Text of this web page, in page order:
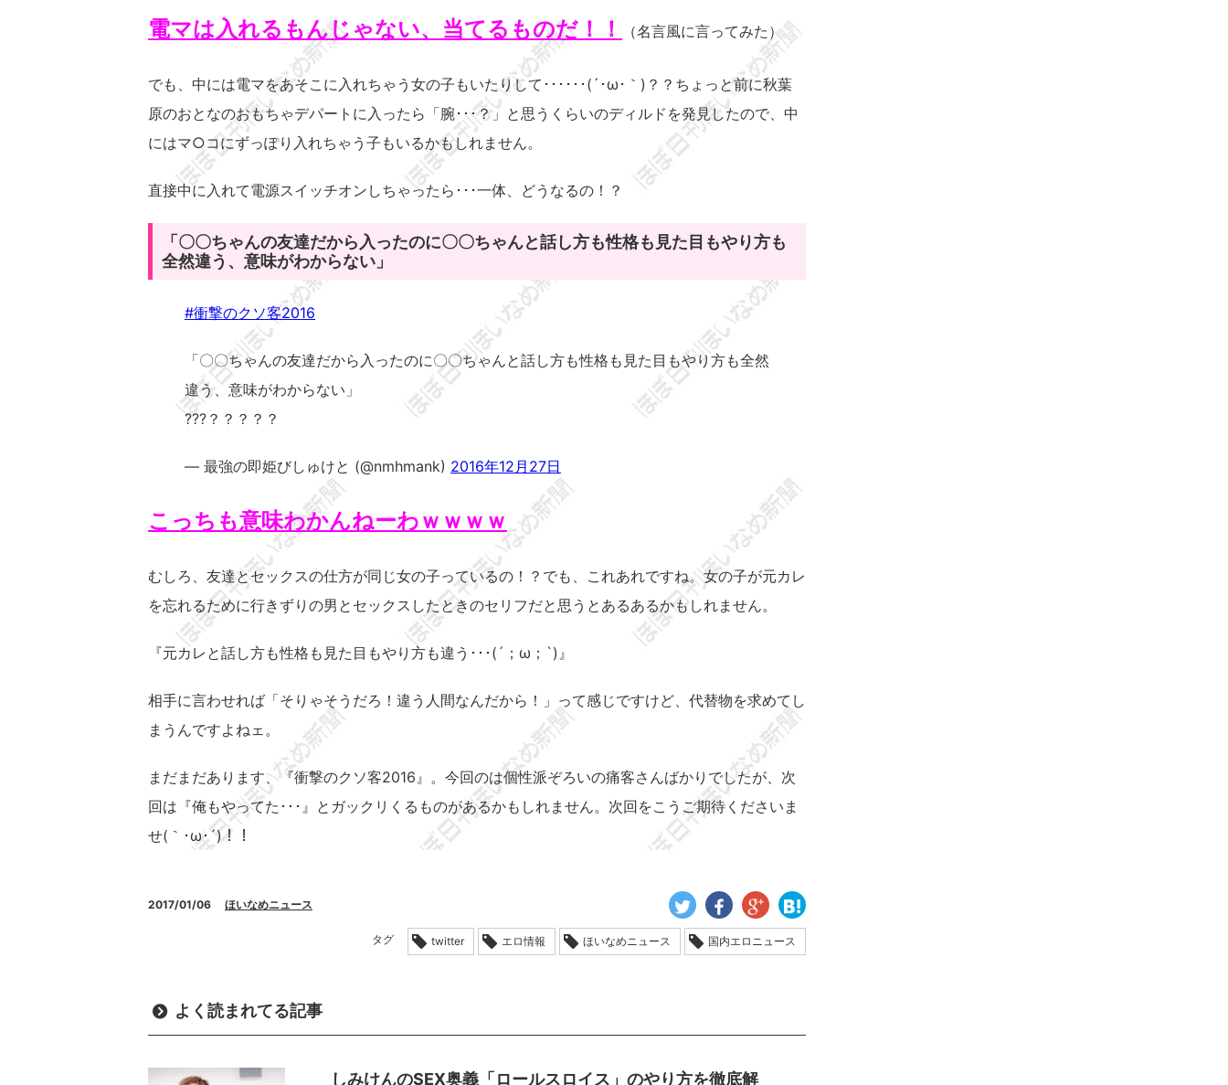
電マは入れるもんじゃない、当てるものだ！！ （名言風に言ってみた）
でも、中には電マをあそこに入れちゃう女の子もいたりして･･････(´･ω･｀)？？ちょっと前に秋葉
原のおとなのおもちゃデパートに入ったら「腕･･･？」と思うくらいのディルドを発見したので、中
にはマ○コにずっぽり入れちゃう子もいるかもしれません。
直接中に入れて電源スイッチオンしちゃったら･･･一体、どうなるの！？
「〇〇ちゃんの友達だから入ったのに〇〇ちゃんと話し方も性格も見た目もやり方も
全然違う、意味がわからない」
#衝撃のクソ客2016
「〇〇ちゃんの友達だから入ったのに〇〇ちゃんと話し方も性格も見た目もやり方も全然
違う、意味がわからない」
???？？？？？
— 最強の即姫びしゅけと (@nmhmank) 2016年12月27日
こっちも意味わかんねーわｗｗｗｗ
むしろ、友達とセックスの仕方が同じ女の子っているの！？でも、これあれですね。女の子が元カレ
を忘れるために行きずりの男とセックスしたときのセリフだと思うとあるあるかもしれません。
『元カレと話し方も性格も見た目もやり方も違う･･･(´；ω；`)』
相手に言わせれば「そりゃそうだろ！違う人間なんだから！」って感じですけど、代替物を求めてし
まうんですよねェ。
まだまだあります、『衝撃のクソ客2016』。今回のは個性派ぞろいの痛客さんばかりでしたが、次
回は『俺もやってた･･･』とガックリくるものがあるかもしれません。次回をこうご期待くださいま
せ(｀･ω･´)！！
2017/01/06 ほいなめニュース
タグ twitter エロ情報 ほいなめニュース 国内エロニュース
よく読まれてる記事
しみけんのSEX奥義「ロールスロイス」のやり方を徹底解